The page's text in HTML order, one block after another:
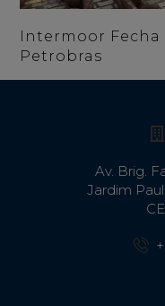
Intermoor Fecha
Petrobras
Av. Brig.
Jardim